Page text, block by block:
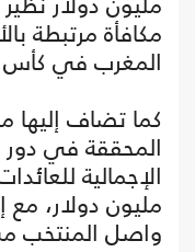
مكافأة مرتبطة
المغرب في كأس
كما تضاف إليها
المحققة في دور
مليون دولار، مع
واصل المنتخب